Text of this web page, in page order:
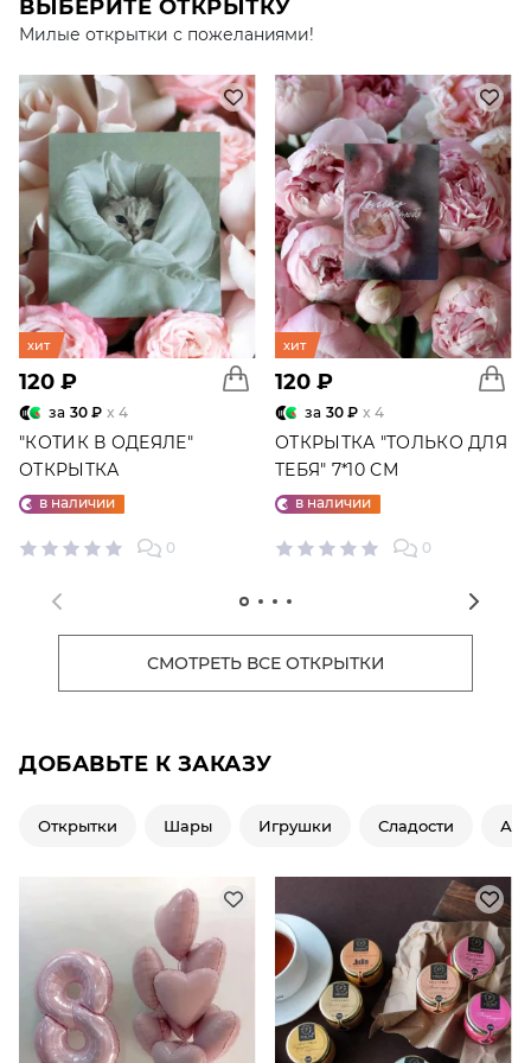
ВЫБЕРИТЕ ОТКРЫТКУ
Милые открытки с пожеланиями!
хит
120 ₽
за 30 ₽ x 4
"КОТИК В ОДЕЯЛЕ"
ОТКРЫТКА
в наличии
0
хит
120 ₽
за 30 ₽ x 4
ОТКРЫТКА "ТОЛЬКО ДЛЯ
ТЕБЯ" 7*10 СМ
в наличии
0
СМОТРЕТЬ ВСЕ ОТКРЫТКИ
ДОБАВЬТЕ К ЗАКАЗУ
Открытки Шары Игрушки Сладости